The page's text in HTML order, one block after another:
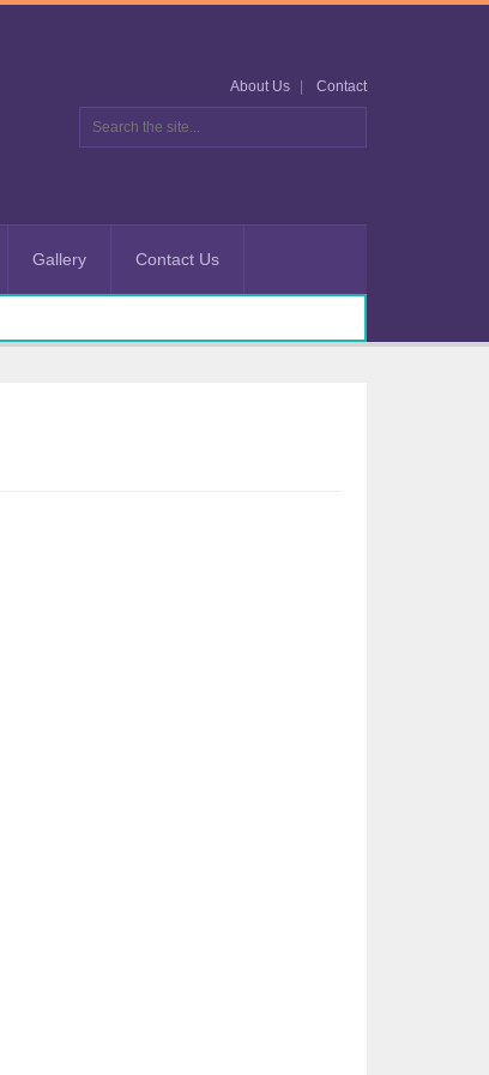
About Us Contact
Gallery Contact Us